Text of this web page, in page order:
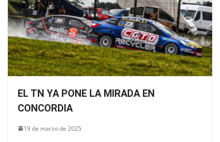
EL TN YA PONE LA MIRADA EN
CONCORDIA
19 de marzo de 2025